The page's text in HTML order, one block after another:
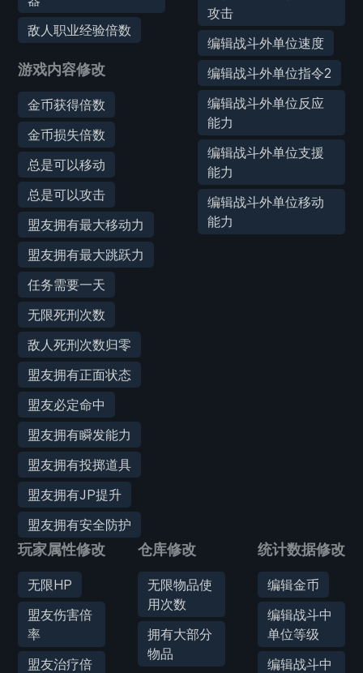
敌人职业经验倍数
游戏内容修改
金币获得倍数
金币损失倍数
总是可以移动
总是可以攻击
盟友拥有最大移动力
盟友拥有最大跳跃力
任务需要一天
无限死刑次数
敌人死刑次数归零
盟友拥有正面状态
盟友必定命中
盟友拥有瞬发能力
盟友拥有投掷道具
盟友拥有JP提升
盟友拥有安全防护
攻击
编辑战斗外单位速度
编辑战斗外单位指令2
编辑战斗外单位反应
能力
编辑战斗外单位支援
能力
编辑战斗外单位移动
能力
玩家属性修改
无限HP
盟友伤害倍
率
盟友治疗倍
仓库修改
无限物品使
用次数
拥有大部分
物品
统计数据修改
编辑金币
编辑战斗中
单位等级
编辑战斗中